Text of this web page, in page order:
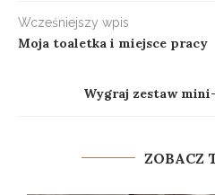
Wcześniejszy wpis
Moja toaletka i miejsce pracy
Wygraj zestaw
ZOBACZ